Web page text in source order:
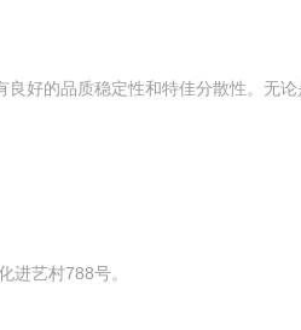
好的品质稳定性和特佳分散性。无论
进艺村788号。